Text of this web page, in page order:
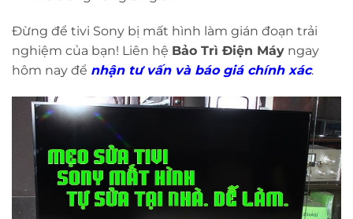
Đừng để tivi Sony bị mất hình làm gián đoạn trải
nghiệm của bạn! Liên hệ Bảo Trì Điện Máy ngay
hôm nay để nhận tư vấn và báo giá chính xác.